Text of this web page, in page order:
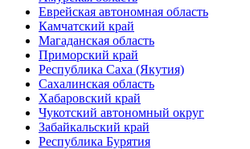
Еврейская автономная область
Камчатский край
Магаданская область
Приморский край
Республика Саха (Якутия)
Сахалинская область
Хабаровский край
Чукотский автономный округ
Забайкальский край
Республика Бурятия